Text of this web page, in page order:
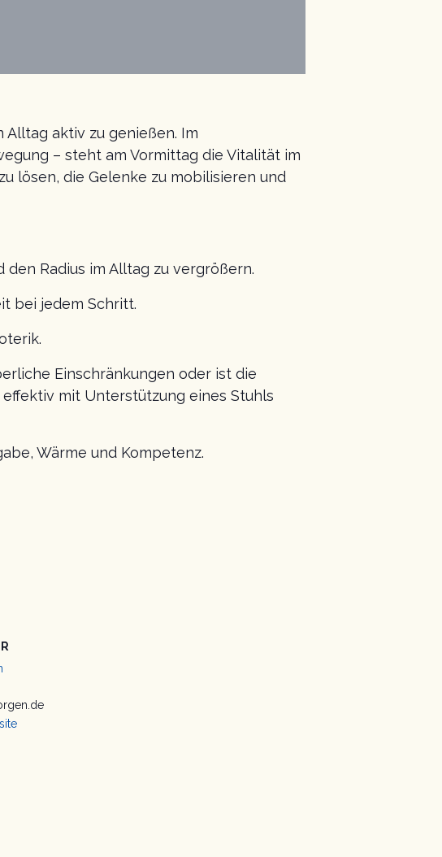
aktiv zu genießen. Im
– steht am Vormittag die Vitalität im
lösen, die Gelenke zu mobilisieren und
Radius im Alltag zu vergrößern.
bei jedem Schritt.
Einschränkungen oder ist die
mit Unterstützung eines Stuhls
Wärme und Kompetenz.